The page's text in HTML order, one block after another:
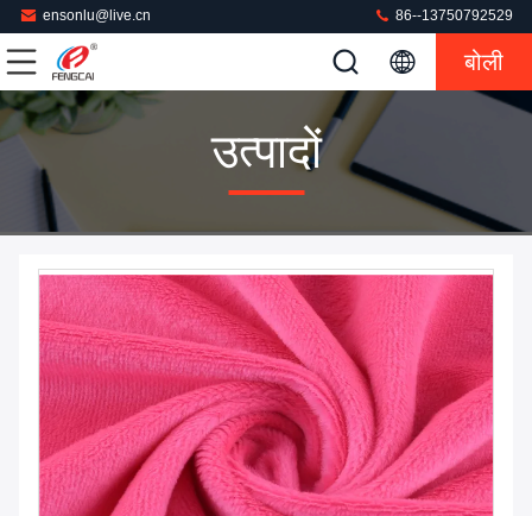
ensonlu@live.cn 86--13750792529
बोली
उत्पादों